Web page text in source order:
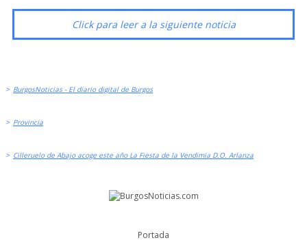
Click para leer a la siguiente noticia
> BurgosNoticias - El diario digital de Burgos
> Provincia
> Cilleruelo de Abajo acoge este año La Fiesta de la Vendimia D.O. Arlanza
Portada